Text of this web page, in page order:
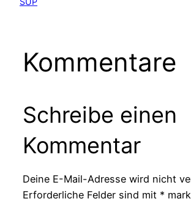
Kommentare
Schreibe einen
Kommentar
Deine E-Mail-Adresse wird nicht
Erforderliche Felder sind mit *